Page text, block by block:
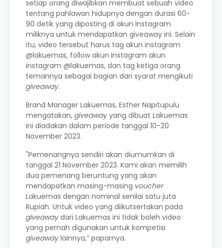
setiap orang diwajibkan membuat sebuah video
tentang pahlawan hidupnya dengan durasi 60-
90 detik yang diposting di akun Instagram
miliknya untuk mendapatkan giveaway ini. Selain
itu, video tersebut harus tag akun instagram
@lakuemas, follow akun Instagram akun
instagram @lakuemas, dan tag ketiga orang
temannya sebagai bagian dari syarat mengikuti
giveaway.
Brand Manager Lakuemas, Esther Napitupulu
mengatakan, giveaway yang dibuat Lakuemas
ini diadakan dalam periode tanggal 10-20
November 2023.
"Pemenangnya sendiri akan diumumkan di
tanggal 21 November 2023. Kami akan memilih
dua pemenang beruntung yang akan
mendapatkan masing-masing voucher
Lakuemas dengan nominal senilai satu juta
Rupiah. Untuk video yang diikutsertakan pada
giveaway dari Lakuemas ini tidak boleh video
yang pernah digunakan untuk kompetisi
giveaway lainnya,” paparnya.